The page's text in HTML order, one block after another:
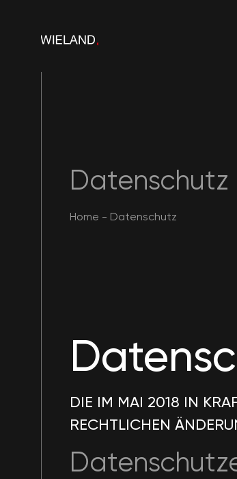
Datenschutz
Home - Datenschutz
DIE IM MAI 2018 IN
RECHTLICHEN